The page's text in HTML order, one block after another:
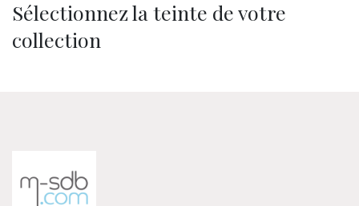
Sélectionnez la teinte de votre
collection